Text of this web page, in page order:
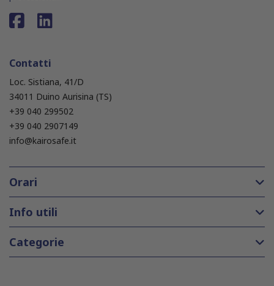
Contatti
Loc. Sistiana, 41/D
34011 Duino Aurisina (TS)
+39 040 299502
+39 040 2907149
info@kairosafe.it
Orari
Info utili
Categorie